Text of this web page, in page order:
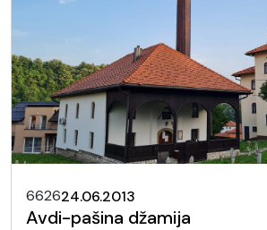
662624.06.2013
Avdi-pašina džamija